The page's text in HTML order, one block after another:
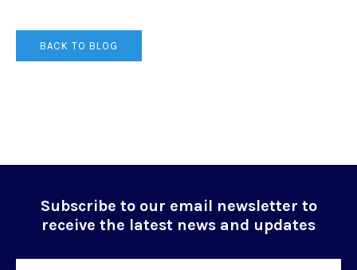
BACK TO BLOG
Subscribe to our email newsletter to
receive the latest news and updates